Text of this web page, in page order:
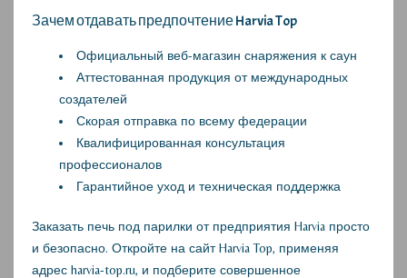
Зачем отдавать предпочтение Harvia Top
Официальный веб-магазин снаряжения к саун
Аттестованная продукция от международных
создателей
Скорая отправка по всему федерации
Квалифицированная консультация
профессионалов
Гарантийное уход и техническая поддержка
Заказать печь под парилки от предприятия Harvia просто
и безопасно. Откройте на сайт Harvia Top, применяя
адрес harvia-top.ru, и подберите совершенное